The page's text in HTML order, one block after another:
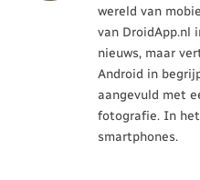
wereld van
van DroidApp.nl
nieuws, maar
Android in
aangevuld met
fotografie. In
smartphones.